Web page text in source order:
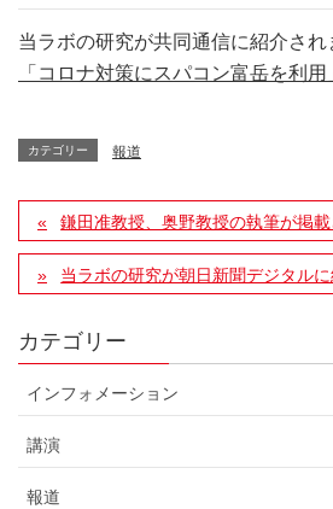
当ラボの研究が共同通信に紹介され
「コロナ対策にスパコン富岳を利用
カテゴリー 報道
鎌田准教授、奥野教授の執筆が掲載
当ラボの研究が朝日新聞デジタルに
カテゴリー
インフォメーション
講演
報道